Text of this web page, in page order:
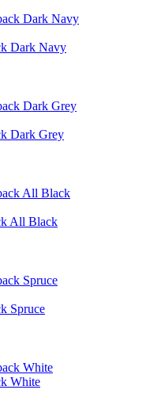
Dark Navy
Dark Grey
All Black
Spruce
White